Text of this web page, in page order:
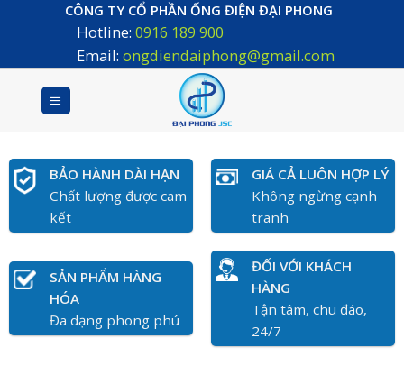
CÔNG TY CỔ PHẦN ỐNG ĐIỆN ĐẠI PHONG
Hotline: 0916 189 900
Email: ongdiendaiphong@gmail.com
BẢO HÀNH DÀI HẠN
Chất lượng được cam
kết
GIÁ CẢ LUÔN HỢP LÝ
Không ngừng cạnh
tranh
SẢN PHẨM HÀNG
HÓA
Đa dạng phong phú
ĐỐI VỚI KHÁCH
HÀNG
Tận tâm, chu đáo,
24/7